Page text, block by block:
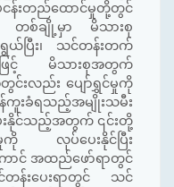
းတည်ထောင်မှုတို့တွင်
၊ တစ်ချို့မှာ မိသားစု
ယ်ပြီး၊ သင်တန်းတက်
ဖြင့် မိသားစုအတွက်
င်းလည်း ပျော်ရွှင်မှုကို
န်ကူးခံရသည့်အမျိုးသမီး
ေးနိုင်သည့်အတွက် ၎င်းတို့
လုပ်ပေးနိုင်ပြီး
ောင် အထည်ဖော်ရာတွင်
တန်းပေးရာတွင် သင်